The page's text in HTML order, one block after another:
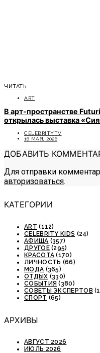
ЧИТАТЬ
ART
В арт-пространстве
открылась выставка
CELEBRITYTV
16 МАЯ, 2026
ДОБАВИТЬ
Для отправки
авторизоваться.
КАТЕГОРИИ
ART (112)
CELEBRITY KIDS (24)
АФИША (357)
ДРУГОЕ(295)
КРАСОТА (170)
ЛИЧНОСТЬ (66)
МОДА (365)
ОТДЫХ (330)
СОБЫТИЯ (380)
СОВЕТЫ ЭКСПЕРТОВ
СПОРТ (65)
АРХИВЫ
АВГУСТ 2026
ИЮЛЬ 2026